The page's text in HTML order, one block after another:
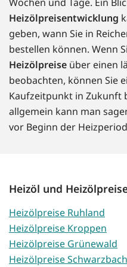
Heizölpreisentwicklung
geben, wann Sie in
bestellen können. Wenn
Heizölpreise über einen
beobachten, können Sie
Kaufzeitpunkt in Zukunft
allgemein kann man
vor Beginn der
Heizöl und
Heizölpreise Ruhland
Heizölpreise Kroppen
Heizölpreise Grünewald
Heizölpreise Schwarzbach